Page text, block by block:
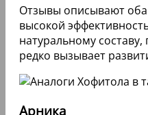
Отзывы описывают оба
высокой
натуральному
редко вызывает
Арника